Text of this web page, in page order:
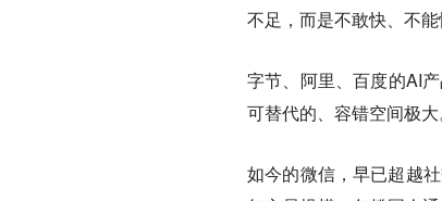
不足，而是不敢快、不能
字节、阿里、百度的AI
可替代的、容错空间极大
如今的微信，早已超越